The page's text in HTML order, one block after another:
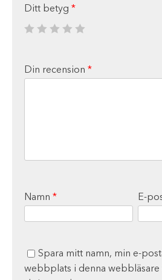
Ditt betyg *
Din recension *
Namn * E-
Spara mitt namn, min e-
webbplats i denna webbläsare